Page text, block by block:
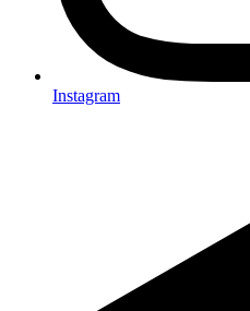
Instagram